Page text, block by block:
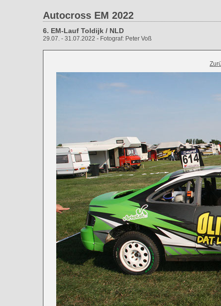
Autocross EM 2022
6. EM-Lauf Toldijk / NLD
29.07. - 31.07.2022 - Fotograf: Peter Voß